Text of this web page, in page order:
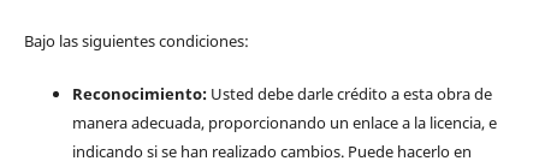
Bajo las siguientes condiciones:
Reconocimiento:Usted debe darle crédito a esta obra de
manera adecuada, proporcionando un enlace a la licencia, e
indicando si se han realizado cambios. Puede hacerlo en